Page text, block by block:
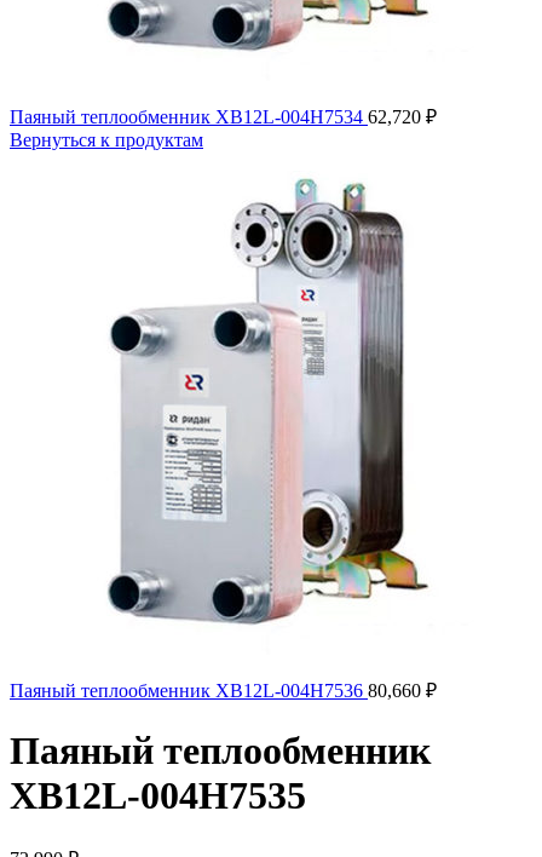
Паяный теплообменник XB12L-004H7534 62,720 ₽
Вернуться к продуктам
Паяный теплообменник XB12L-004H7536 80,660 ₽
Паяный теплообменник
XB12L-004H7535